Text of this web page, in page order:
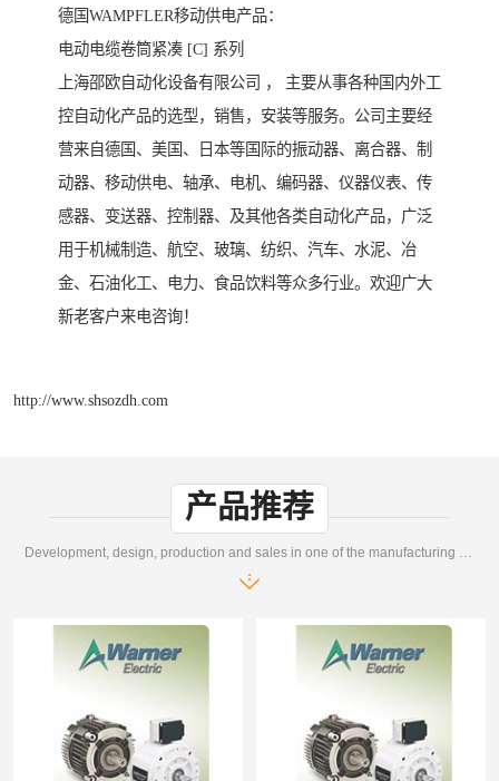
德国WAMPFLER移动供电产品：
电动电缆卷筒紧凑 [C] 系列
上海邵欧自动化设备有限公司 ， 主要从事各种国内外工
控自动化产品的选型，销售，安装等服务。公司主要经
营来自德国、美国、日本等国际的振动器、离合器、制
动器、移动供电、轴承、电机、编码器、仪器仪表、传
感器、变送器、控制器、及其他各类自动化产品，广泛
用于机械制造、航空、玻璃、纺织、汽车、水泥、冶
金、石油化工、电力、食品饮料等众多行业。欢迎广大
新老客户来电咨询！
http://www.shsozdh.com
产品推荐